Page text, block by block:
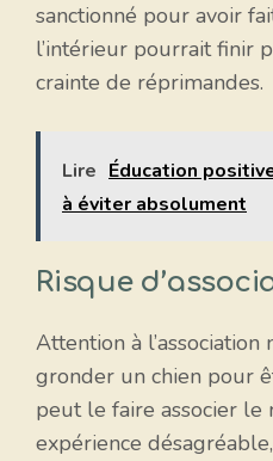
sanctionné pour avoir
l’intérieur pourrait finir
crainte de réprimandes.
Lire Éducation
à éviter absolument
Risque
Attention à
gronder un chien pour
peut le faire associer le
expérience